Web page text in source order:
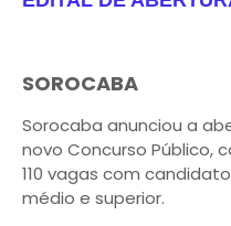
SOROCABA
Sorocaba anunciou a
novo Concurso Público,
110 vagas com
médio e superior.